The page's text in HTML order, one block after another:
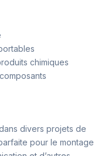
chimiques
divers projets de
pour le montage